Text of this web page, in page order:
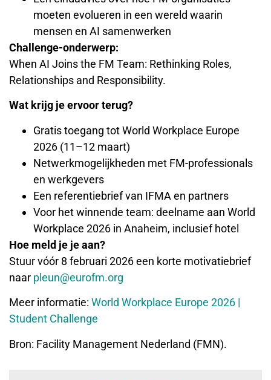
moeten evolueren in een wereld waarin
mensen en AI samenwerken
Challenge-onderwerp:
When AI Joins the FM Team: Rethinking Roles,
Relationships and Responsibility.
Wat krijg je ervoor terug?
Gratis toegang tot World Workplace Europe
2026 (11–12 maart)
Netwerkmogelijkheden met FM-professionals
en werkgevers
Een referentiebrief van IFMA en partners
Voor het winnende team: deelname aan World
Workplace 2026 in Anaheim, inclusief hotel
Hoe meld je je aan?
Stuur vóór 8 februari 2026 een korte motivatiebrief
naar pleun@eurofm.org
Meer informatie: World Workplace Europe 2026 |
Student Challenge
Bron: Facility Management Nederland (FMN).